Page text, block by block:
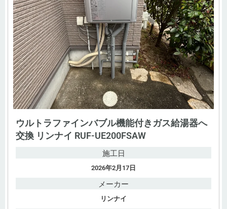
ウルトラファインバブル機能付きガス給湯器へ
交換 リンナイ RUF-UE200FSAW
施工日
2026年2月17日
メーカー
リンナイ